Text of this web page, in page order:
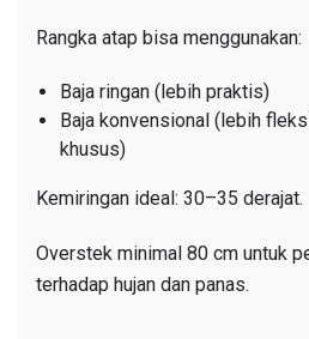
Rangka atap bisa menggunakan:
Baja ringan (lebih praktis)
Baja konvensional (lebih
khusus)
Kemiringan ideal: 30–35 derajat.
Overstek minimal 80 cm untuk
terhadap hujan dan panas.